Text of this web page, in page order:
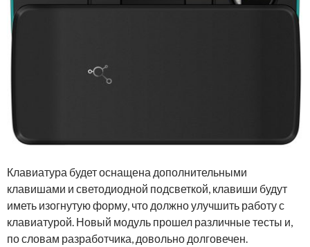
Клавиатура будет оснащена дополнительными
клавишами и светодиодной подсветкой, клавиши будут
иметь изогнутую форму, что должно улучшить работу с
клавиатурой. Новый модуль прошел различные тесты и,
по словам разработчика, довольно долговечен.